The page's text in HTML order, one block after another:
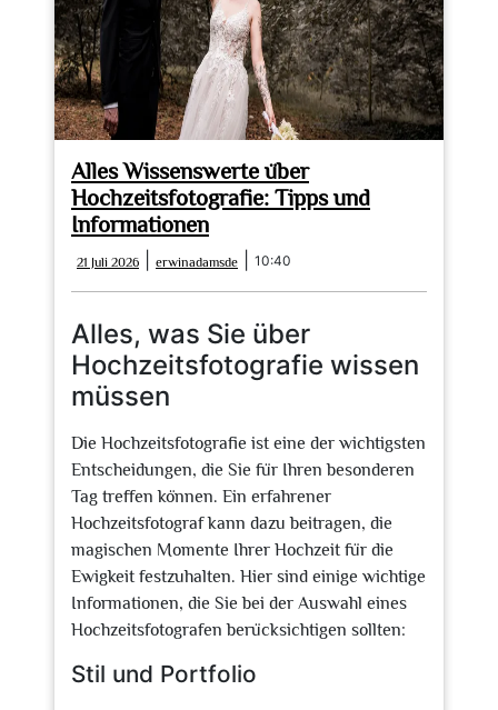
Alles Wissenswerte über
Hochzeitsfotografie: Tipps und
Informationen
21 Juli 2026
Juli
2026
erwinadamsde erwinadamsde
10:40
Alles, was Sie über
Hochzeitsfotografie wissen
müssen
Die Hochzeitsfotografie ist eine der wichtigsten
Entscheidungen, die Sie für Ihren besonderen
Tag treffen können. Ein erfahrener
Hochzeitsfotograf kann dazu beitragen, die
magischen Momente Ihrer Hochzeit für die
Ewigkeit festzuhalten. Hier sind einige wichtige
Informationen, die Sie bei der Auswahl eines
Hochzeitsfotografen berücksichtigen sollten:
Stil und Portfolio